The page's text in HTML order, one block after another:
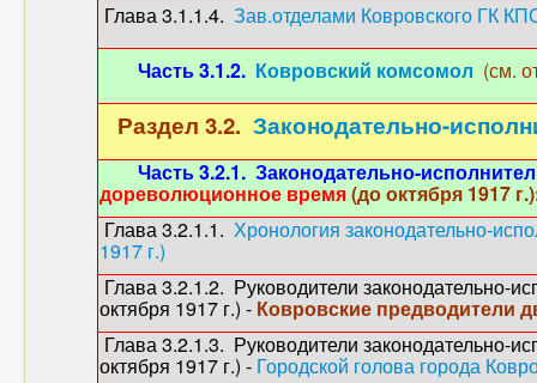
Глава 3.1.1.4. Зав.отделами Ковровского ГК
Часть 3.1.2. Ковровский комсомол (см.
Раздел 3.2. Законодательно-
Часть 3.2.1. Законодательно-
дореволюционное время(до октября 1917 г.)
Глава 3.2.1.1. Хронология законодательно-
1917 г.)
Глава 3.2.1.2. Руководители законодательно-
октября 1917 г.) - Ковровские предводители
Глава 3.2.1.3. Руководители законодательно-
октября 1917 г.) - Городской голова города